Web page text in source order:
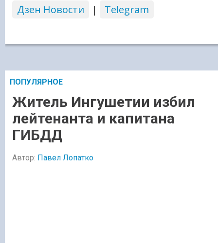
Дзен Новости
| Telegram
ПОПУЛЯРНОЕ
Житель Ингушетии избил
лейтенанта и капитана
ГИБДД
Автор: Павел Лопатко